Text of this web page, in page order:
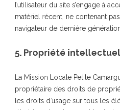
l’utilisateur du site s’engage à
matériel récent, ne contenant
navigateur de dernière
5. Propriété
La Mission Locale Petite
propriétaire des droits de
les droits d’usage sur tous les